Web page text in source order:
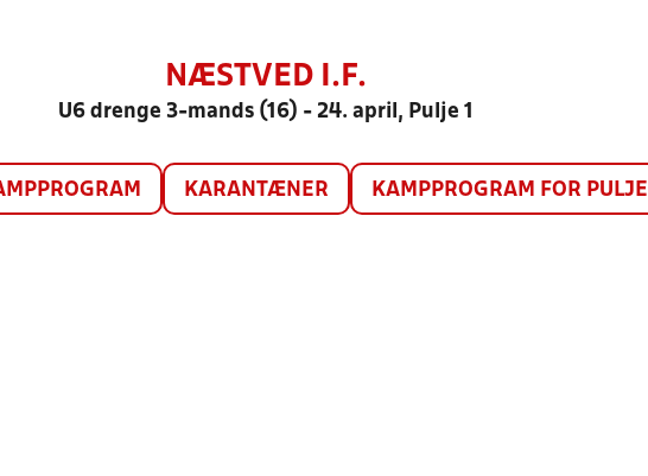
NÆSTVED I.F.
U6 drenge 3-mands (16) - 24. april, Pulje 1
KARANTÆNER KAMPPROGRAM FOR PULJE